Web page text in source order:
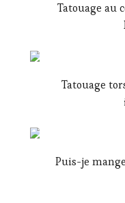
Tatouage au
Tatouage
Puis-je